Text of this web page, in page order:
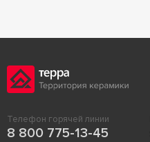
Телефон горячей линии
8 800 775-13-45